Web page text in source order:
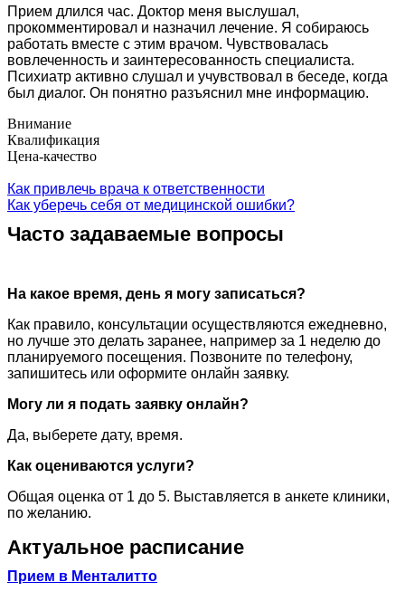
Прием длился час. Доктор меня выслушал,
прокомментировал и назначил лечение. Я собираюсь
работать вместе с этим врачом. Чувствовалась
вовлеченность и заинтересованность специалиста.
Психиатр активно слушал и учувствовал в беседе, когда
был диалог. Он понятно разъяснил мне информацию.
Внимание
Квалификация
Цена-качество
Как привлечь врача к ответственности
Как уберечь себя от медицинской ошибки?
Часто задаваемые вопросы
На какое время, день я могу записаться?
Как правило, консультации осуществляются ежедневно,
но лучше это делать заранее, например за 1 неделю до
планируемого посещения. Позвоните по телефону,
запишитесь или оформите онлайн заявку.
Могу ли я подать заявку онлайн?
Да, выберете дату, время.
Как оцениваются услуги?
Общая оценка от 1 до 5. Выставляется в анкете клиники,
по желанию.
Актуальное расписание
Прием в Менталитто